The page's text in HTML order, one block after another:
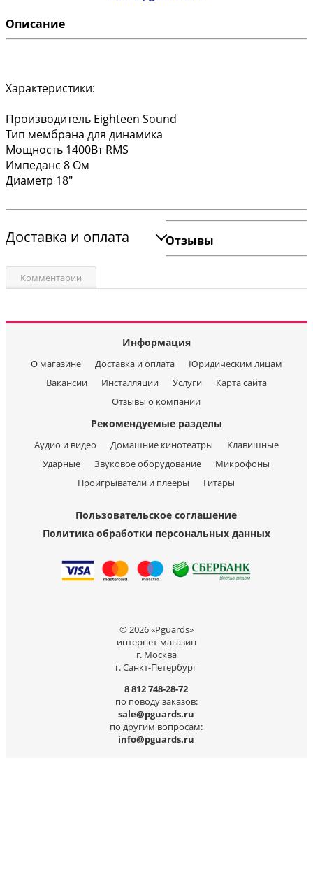
Описание
Характеристики:
Производитель Eighteen Sound
Тип мембрана для динамика
Мощность 1400Вт RMS
Импеданс 8 Ом
Диаметр 18"
Доставка и оплата Отзывы
Комментарии
Информация
О магазине Доставка и оплата
Юридическим лицам
Вакансии
Инсталляции Услуги
Карта сайта
Отзывы о компании
Рекомендуемые разделы
Аудио и видео Домашние кинотеатры
Клавишные
Ударные
Звуковое оборудование
Микрофоны
Проигрыватели и плееры
Гитары
Пользовательское соглашение
Политика обработки персональных данных
© 2026 «Pguards»
интернет-магазин
г. Москва
г. Санкт-Петербург
8 812 748-28-72
по поводу заказов:
sale@pguards.ru
по другим вопросам:
info@pguards.ru